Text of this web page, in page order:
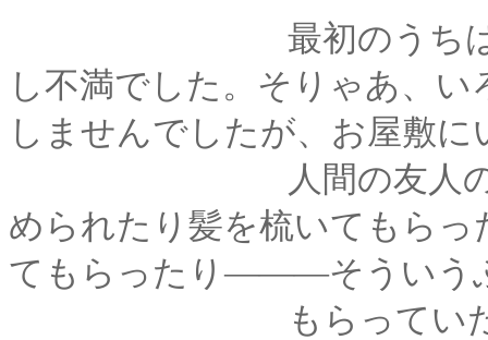
最初のうちは、この
し不満でした。そりゃあ、
しませんでしたが、お屋敷に
人間の友人のように
められたり髪を梳いてもら
てもらったり―――そういう
もらっていたもので